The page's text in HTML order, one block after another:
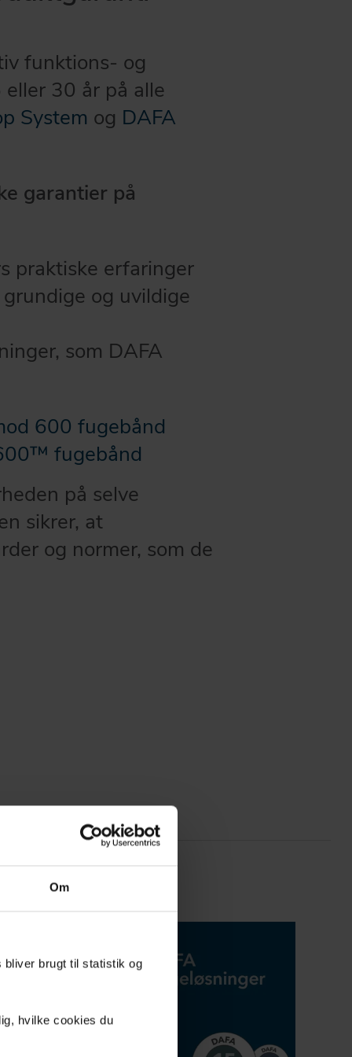
Om
bliver brugt til statistik og
hvilke cookies du
funktions- og
30 år på alle
System og DAFA
garantier på
praktiske erfaringer
og uvildige
som DAFA
600 fugebånd
fugebånd
på selve
sikrer, at
og normer, som de